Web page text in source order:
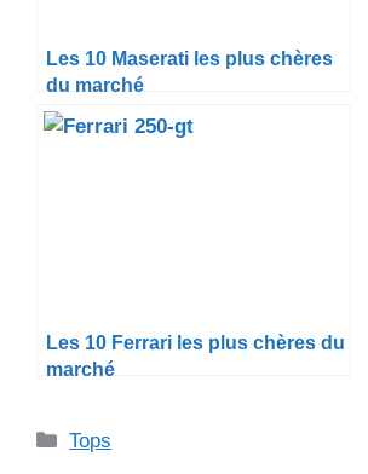
Les 10 Maserati les plus chères
du marché
Les 10 Ferrari les plus chères du
marché
Catégories
Tops